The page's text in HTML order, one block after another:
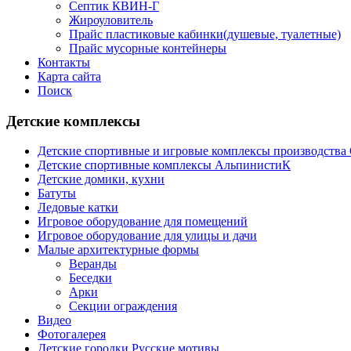
Септик КВИН-Г
Жироуловитель
Прайс пластиковые кабинки(душевые, туалетные)
Прайс мусорные контейнеры
Контакты
Карта сайта
Поиск
Детские комплексы
Детские спортивные и игровые комплексы
Детские спортивные комплексы АльпинистиК
Детские домики, кухни
Батуты
Ледовые катки
Игровое оборудование для помещений
Игровое оборудование для улицы и дачи
Малые архитектурные формы
Веранды
Беседки
Арки
Секции ограждения
Видео
Фотогалерея